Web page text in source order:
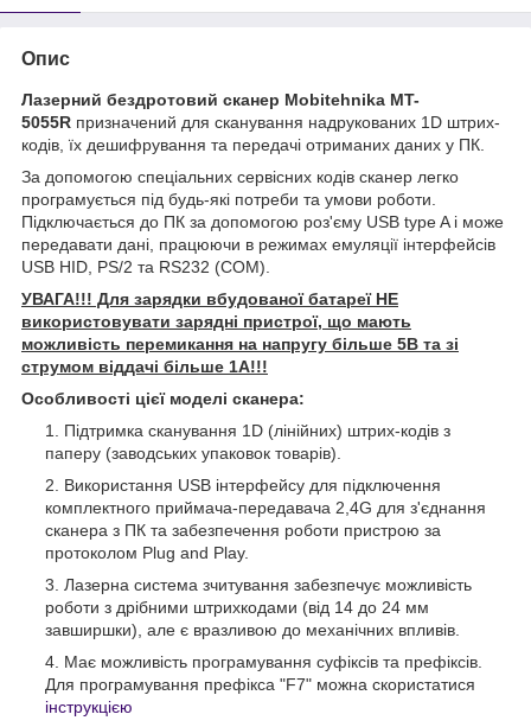
Опис
Лазерний бездротовий сканер Mobitehnika MT-
5055R призначений для сканування надрукованих 1D штрих-
кодів, їх дешифрування та передачі отриманих даних у ПК.
За допомогою спеціальних сервісних кодів сканер легко
програмується під будь-які потреби та умови роботи.
Підключається до ПК за допомогою роз'єму USB type A і може
передавати дані, працюючи в режимах емуляції інтерфейсів
USB HID, PS/2 та RS232 (COM).
УВАГА!!! Для зарядки вбудованої батареї НЕ
використовувати зарядні пристрої, що мають
можливість перемикання на напругу більше 5В та зі
струмом віддачі більше 1А!!!
Особливості цієї моделі сканера:
Підтримка сканування 1D (лінійних) штрих-кодів з
паперу (заводських упаковок товарів).
Використання USB інтерфейсу для підключення
комплектного приймача-передавача 2,4G для з'єднання
сканера з ПК та забезпечення роботи пристрою за
протоколом Plug and Play.
Лазерна система зчитування забезпечує можливість
роботи з дрібними штрихкодами (від 14 до 24 мм
завширшки), але є вразливою до механічних впливів.
Має можливість програмування суфіксів та префіксів.
Для програмування префікса "F7" можна скористатися
інструкцією